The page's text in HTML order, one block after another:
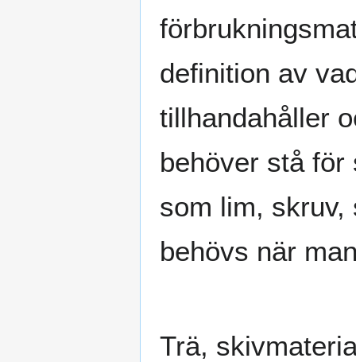
definition av
tillhandahåller
behöver stå
som lim, skruv,
behövs när
Trä,